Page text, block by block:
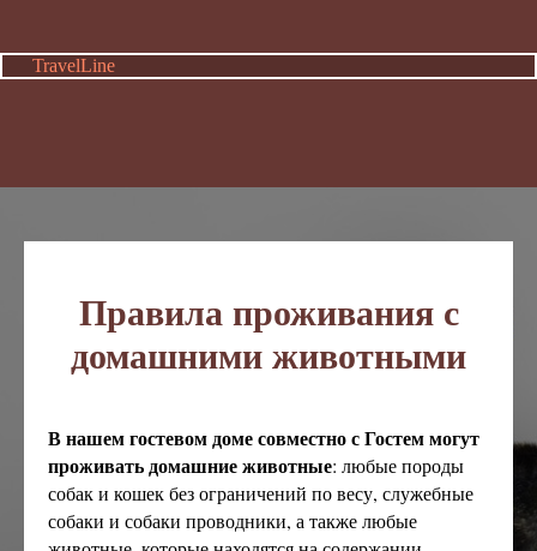
TravelLine
Правила проживания с
домашними животными
В нашем гостевом доме совместно с Гостем могут
проживать домашние животные: любые породы
собак и кошек без ограничений по весу, служебные
собаки и собаки проводники, а также любые